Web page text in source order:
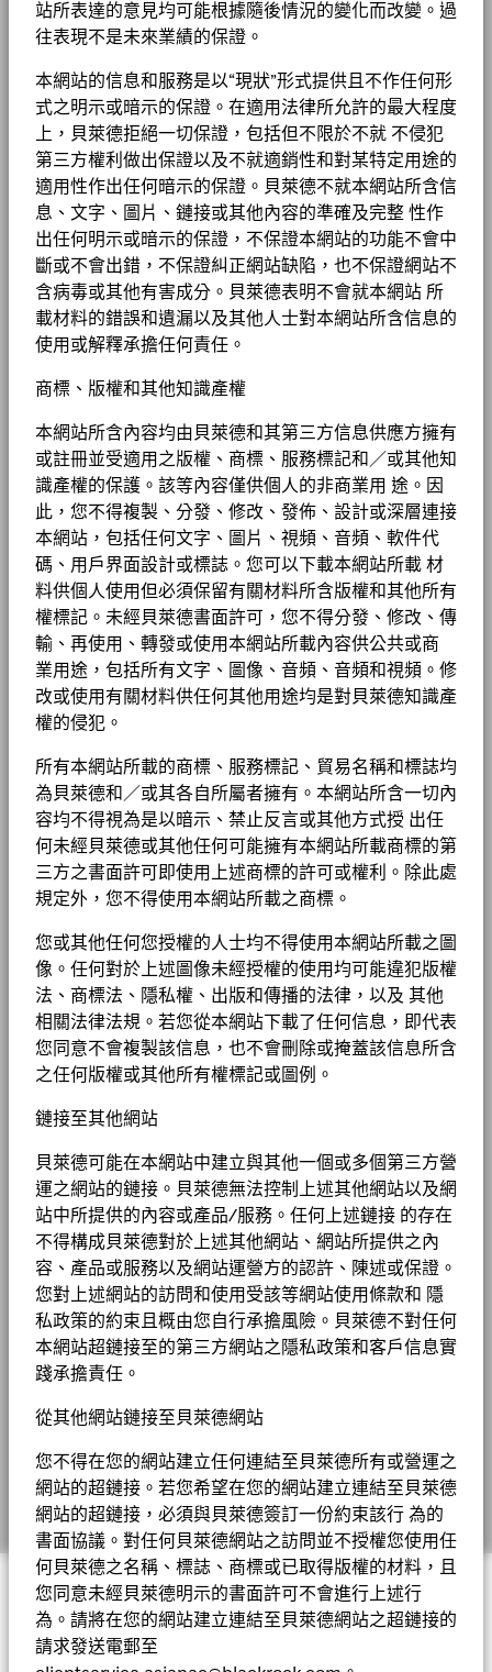
站所表達的意見均可能根據隨後情況的變化而改變。過
往表現不是未來業績的保證。
本網站的信息和服務是以“現狀”形式提供且不作任何形
式之明示或暗示的保證。在適用法律所允許的最大程度
上，貝萊德拒絕一切保證，包括但不限於不就 不侵犯
第三方權利做出保證以及不就適銷性和對某特定用途的
適用性作出任何暗示的保證。貝萊德不就本網站所含信
息、文字、圖片、鏈接或其他內容的準確及完整 性作
出任何明示或暗示的保證，不保證本網站的功能不會中
斷或不會出錯，不保證糾正網站缺陷，也不保證網站不
含病毒或其他有害成分。貝萊德表明不會就本網站 所
載材料的錯誤和遺漏以及其他人士對本網站所含信息的
使用或解釋承擔任何責任。
商標、版權和其他知識產權
本網站所含內容均由貝萊德和其第三方信息供應方擁有
或註冊並受適用之版權、商標、服務標記和／或其他知
識產權的保護。該等內容僅供個人的非商業用 途。因
此，您不得複製、分發、修改、發佈、設計或深層連接
本網站，包括任何文字、圖片、視頻、音頻、軟件代
碼、用戶界面設計或標誌。您可以下載本網站所載 材
料供個人使用但必須保留有關材料所含版權和其他所有
權標記。未經貝萊德書面許可，您不得分發、修改、傳
輸、再使用、轉發或使用本網站所載內容供公共或商
業用途，包括所有文字、圖像、音頻、音頻和視頻。修
改或使用有關材料供任何其他用途均是對貝萊德知識產
權的侵犯。
所有本網站所載的商標、服務標記、貿易名稱和標誌均
為貝萊德和／或其各自所屬者擁有。本網站所含一切內
容均不得視為是以暗示、禁止反言或其他方式授 出任
何未經貝萊德或其他任何可能擁有本網站所載商標的第
三方之書面許可即使用上述商標的許可或權利。除此處
規定外，您不得使用本網站所載之商標。
您或其他任何您授權的人士均不得使用本網站所載之圖
像。任何對於上述圖像未經授權的使用均可能違犯版權
法、商標法、隱私權、出版和傳播的法律，以及 其他
相關法律法規。若您從本網站下載了任何信息，即代表
您同意不會複製該信息，也不會刪除或掩蓋該信息所含
之任何版權或其他所有權標記或圖例。
鏈接至其他網站
貝萊德可能在本網站中建立與其他一個或多個第三方營
運之網站的鏈接。貝萊德無法控制上述其他網站以及網
站中所提供的內容或產品/服務。任何上述鏈接 的存在
不得構成貝萊德對於上述其他網站、網站所提供之內
容、產品或服務以及網站運營方的認許、陳述或保證。
您對上述網站的訪問和使用受該等網站使用條款和 隱
私政策的約束且概由您自行承擔風險。貝萊德不對任何
本網站超鏈接至的第三方網站之隱私政策和客戶信息實
踐承擔責任。
從其他網站鏈接至貝萊德網站
您不得在您的網站建立任何連結至貝萊德所有或營運之
網站的超鏈接。若您希望在您的網站建立連結至貝萊德
網站的超鏈接，必須與貝萊德簽訂一份約束該行 為的
書面協議。對任何貝萊德網站之訪問並不授權您使用任
何貝萊德之名稱、標誌、商標或已取得版權的材料，且
您同意未經貝萊德明示的書面許可不會進行上述行
為。請將在您的網站建立連結至貝萊德網站之超鏈接的
請求發送電郵至
每週市場投資評論
8月看似平靜？對投資者而言